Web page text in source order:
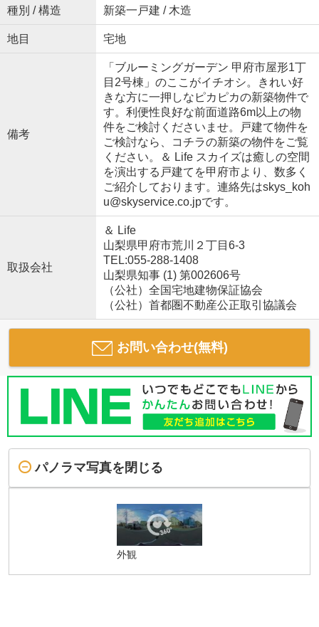
種別 / 構造 新築一戸建 / 木造
地目 宅地
備考
「ブルーミングガーデン 甲府市屋形1丁
目2号棟」のここがイチオシ。きれい好
きな方に一押しなピカピカの新築物件で
す。利便性良好な前面道路6m以上の物
件をご検討くださいませ。戸建て物件を
ご検討なら、コチラの新築の物件をご覧
ください。＆ Life スカイズは癒しの空間
を演出する戸建てを甲府市より、数多く
ご紹介しております。連絡先はskys_koh
u@skyservice.co.jpです。
取扱会社
＆ Life
山梨県甲府市荒川２丁目6-3
TEL:055-288-1408
山梨県知事 (1) 第002606号
（公社）全国宅地建物保証協会
（公社）首都圏不動産公正取引協議会
お問い合わせ(無料)
パノラマ写真を閉じる
外観